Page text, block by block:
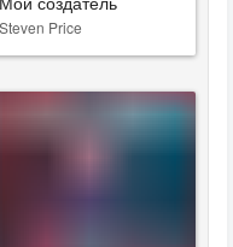
Steven Price